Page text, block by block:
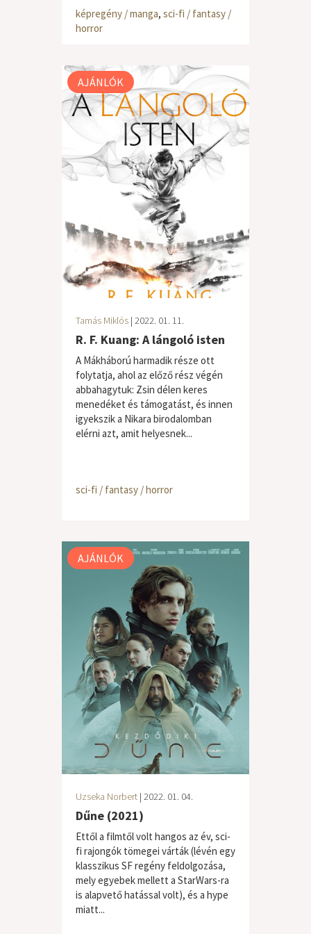
képregény / manga, sci-fi / fantasy /
horror
AJÁNLÓK
Tamás Miklós | 2022. 01. 11.
R. F. Kuang: A lángoló isten
A Mákháború harmadik része ott
folytatja, ahol az előző rész végén
abbahagytuk: Zsin délen keres
menedéket és támogatást, és innen
igyekszik a Nikara birodalomban
elérni azt, amit helyesnek...
sci-fi / fantasy / horror
AJÁNLÓK
Uzseka Norbert | 2022. 01. 04.
Dűne (2021)
Ettől a filmtől volt hangos az év, sci-
fi rajongók tömegei várták (lévén egy
klasszikus SF regény feldolgozása,
mely egyebek mellett a StarWars-ra
is alapvető hatással volt), és a hype
miatt...